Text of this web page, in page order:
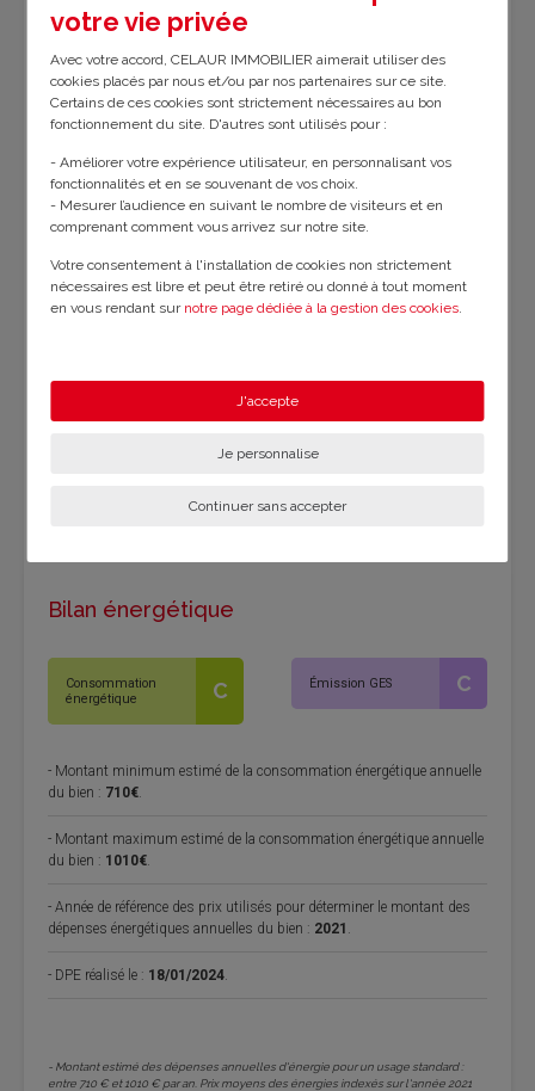
Chauffage : Chaudière gaz de ville
Loyer : 700 € CC Charges : 50 €
Type de charges : Au forfait
Frais de dossier : 245 € État des lieux : 210 €
Total honoraires d'agence : 455 €
Charges comprises
Bilan énergétique
Consommation
énergétique
C Émission GES C
- Montant minimum estimé de la consommation énergétique annuelle
du bien : 710€
- Montant maximum estimé de la consommation énergétique annuelle
du bien : 1010€
- Année de référence des prix utilisés pour déterminer le montant des
dépenses énergétiques annuelles du bien : 2021
- DPE réalisé le : 18/01/2024
- Montant estimé des dépenses annuelles d'énergie pour un usage standard :
entre 710 € et 1010 € par an. Prix moyens des énergies indexés sur l'année 2021
votre vie privée
Avec votre accord, CELAUR IMMOBILIER aimerait utiliser des
cookies placés par nous et/ou par nos partenaires sur ce site.
Certains de ces cookies sont strictement nécessaires au bon
fonctionnement du site. D'autres sont utilisés pour :
- Améliorer votre expérience utilisateur, en personnalisant vos
fonctionnalités et en se souvenant de vos choix.
- Mesurer l’audience en suivant le nombre de visiteurs et en
comprenant comment vous arrivez sur notre site.
Votre consentement à l'installation de cookies non strictement
nécessaires est libre et peut être retiré ou donné à tout moment
en vous rendant sur notre page dédiée à la gestion des cookies.
J'accepte
Je personnalise
Continuer sans accepter